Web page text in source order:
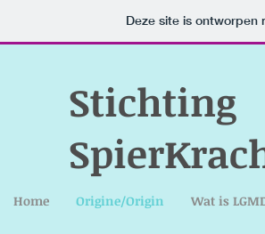
Deze site is ontworpen
Stichting
Home Origine/Origin Wat is